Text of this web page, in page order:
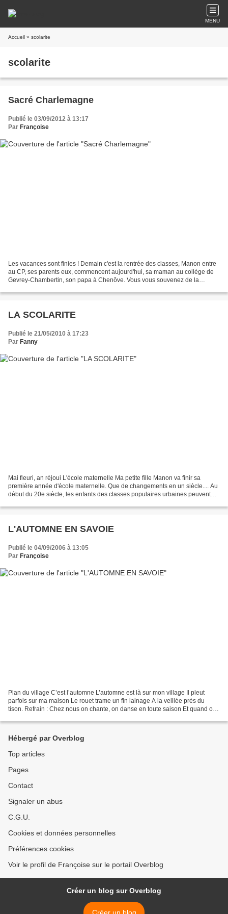
MENU
Accueil » scolarite
scolarite
Sacré Charlemagne
Publié le 03/09/2012 à 13:17
Par Françoise
Les vacances sont finies ! Demain c'est la rentrée des classes, Manon entre
au CP, ses parents eux, commencent aujourd'hui, sa maman au collège de
Gevrey-Chambertin, son papa à Chenôve. Vous vous souvenez de la
LA SCOLARITE
Publié le 21/05/2010 à 17:23
Par Fanny
Mai fleuri, an réjoui L'école maternelle Ma petite fille Manon va finir sa
première année d'école maternelle. Que de changements en un siècle.... Au
début du 20e siècle, les enfants des classes populaires urbaines peuvent
L'AUTOMNE EN SAVOIE
Publié le 04/09/2006 à 13:05
Par Françoise
Plan du village C’est l’automne L’automne est là sur mon village Il pleut
parfois sur ma maison Le rouet trame un fin lainage A la veillée près du
tison. Refrain : Chez nous on chante, on danse en toute saison Et quand on
Hébergé par Overblog
Top articles
Pages
Contact
Signaler un abus
C.G.U.
Cookies et données personnelles
Préférences cookies
Voir le profil de Françoise sur le portail Overblog
Créer un blog sur Overblog